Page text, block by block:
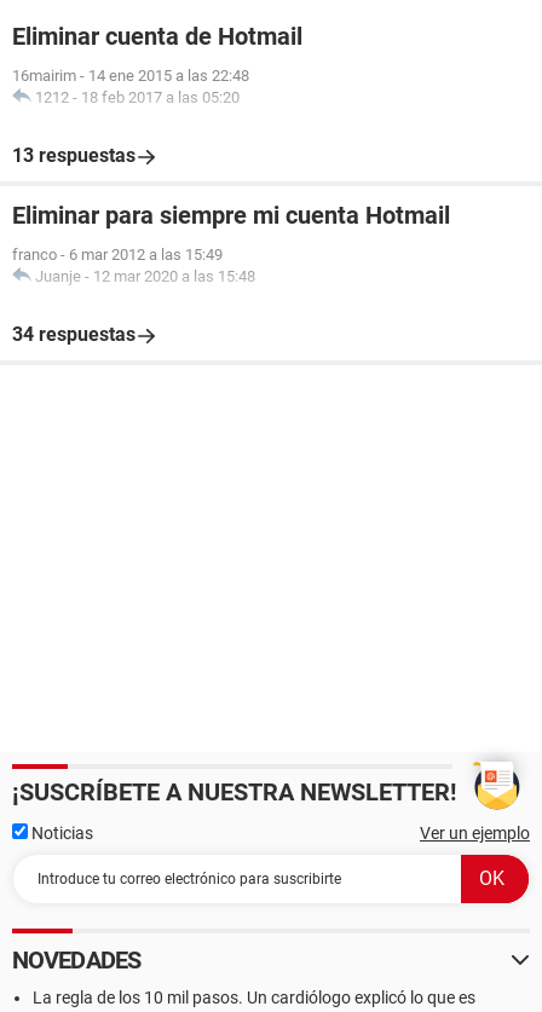
Eliminar cuenta de Hotmail
16mairim - 14 ene 2015 a las 22:48
1212 - 18 feb 2017 a las 05:20
13 respuestas
Eliminar para siempre mi cuenta Hotmail
franco - 6 mar 2012 a las 15:49
Juanje - 12 mar 2020 a las 15:48
34 respuestas
¡SUSCRÍBETE A NUESTRA NEWSLETTER!
Noticias Ver un ejemplo
NOVEDADES
La regla de los 10 mil pasos. Un cardiólogo explicó lo que es